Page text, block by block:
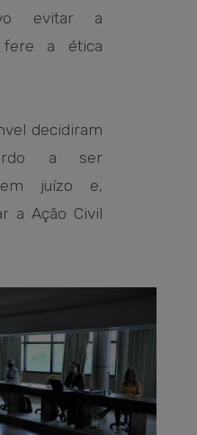
evitar a
fere a ética
decidiram
a ser
em juízo e,
a Ação Civil